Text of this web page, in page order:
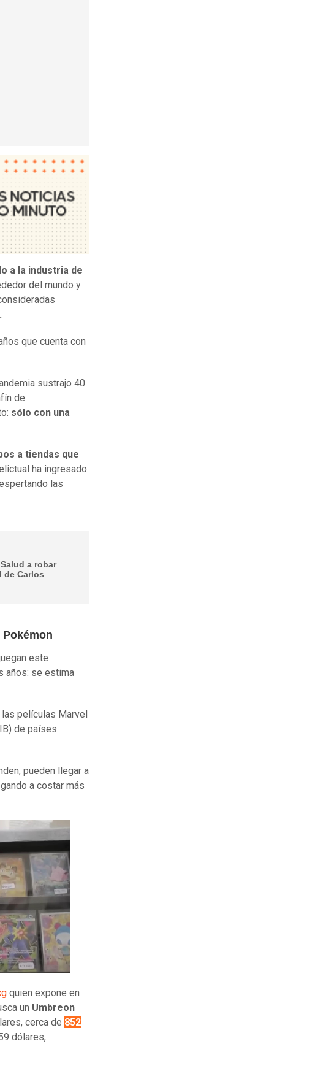
a la industria de
del mundo y
que cuenta con
sustrajo 40
de
sólo con una
a tiendas que
ha ingresado
las
a robar
de Carlos
este
años: se estima
películas Marvel
de países
pueden llegar a
a costar más
quien expone en
un Umbreon
cerca de 852
dólares,